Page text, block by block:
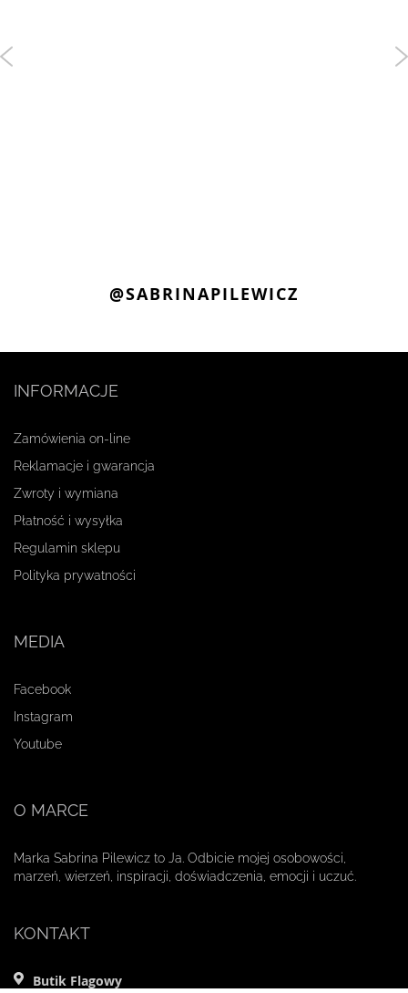
@SABRINAPILEWICZ
INFORMACJE
Zamówienia on-line
Reklamacje i gwarancja
Zwroty i wymiana
Płatność i wysyłka
Regulamin sklepu
Polityka prywatności
MEDIA
Facebook
Instagram
Youtube
O MARCE
Marka Sabrina Pilewicz to Ja. Odbicie mojej osobowości,
marzeń, wierzeń, inspiracji, doświadczenia, emocji i uczuć.
KONTAKT
Butik Flagowy